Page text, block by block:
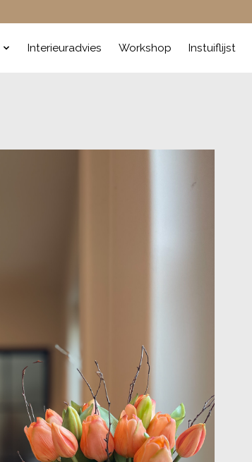
Interieuradvies Workshop Instuiflijst